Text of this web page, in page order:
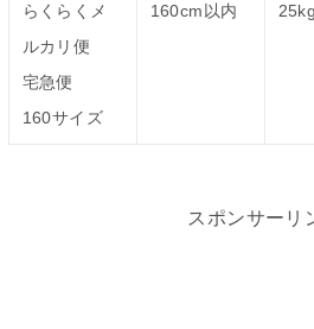
らくらくメ
ルカリ便
宅急便
160サイズ
160cm以内
スポンサーリ